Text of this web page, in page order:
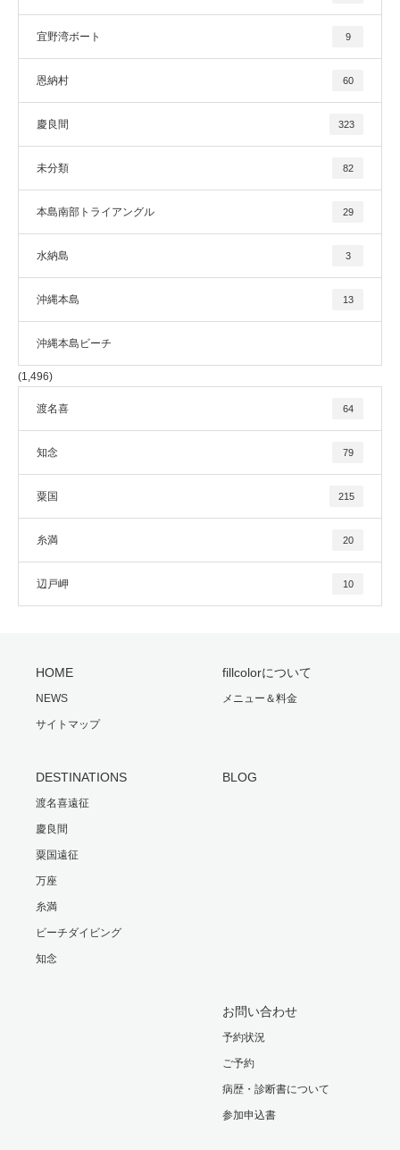
宜野湾ボート 9
恩納村 60
慶良間 323
未分類 82
本島南部トライアングル 29
水納島 3
沖縄本島 13
沖縄本島ビーチ
(1,496)
渡名喜 64
知念 79
粟国 215
糸満 20
辺戸岬 10
HOME
NEWS
サイトマップ
fillcolorについて
メニュー＆料金
DESTINATIONS
渡名喜遠征
慶良間
粟国遠征
万座
糸満
ビーチダイビング
知念
BLOG
お問い合わせ
予約状況
ご予約
病歴・診断書について
参加申込書